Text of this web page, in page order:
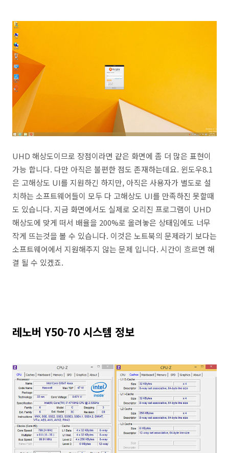
UHD 해상도이므로 장점이라면 같은 화면에 좀 더 많은 표현이
가능 합니다. 다만 아직은 불편한 점도 존재하는데요. 윈도우8.1
은 고해상도 UI를 지원하긴 하지만, 아직은 사용자가 별도로 설
치하는 소프트웨어들이 모두 다 고해상도 UI를 만족하진 못할때
도 있습니다. 지금 화면에서도 실제로 오리진 프로그램이 UHD
해상도에 맞게 떠서 배율을 200%로 올려놓은 상태임에도 너무
작게 뜨는것을 볼 수 있습니다. 이것은 노트북의 문제라기 보다는
소프트웨어에서 지원해주지 않는 문제 입니다. 시간이 흐르면 해
결 될 수 있겠죠.
레노버 Y50-70 시스템 정보